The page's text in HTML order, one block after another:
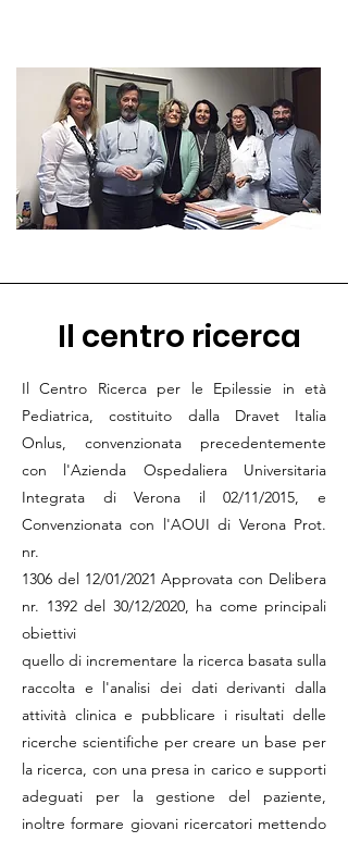
Il centro ricerca
Il Centro Ricerca per le Epilessie in età
Pediatrica, costituito dalla Dravet Italia
Onlus, convenzionata precedentemente
con l'Azienda Ospedaliera Universitaria
Integrata di Verona il 02/11/2015, e
Convenzionata con l'AOUI di Verona Prot.
nr.
1306 del 12/01/2021 Approvata con Delibera
nr. 1392 del 30/12/2020, ha come principali
obiettivi
quello di incrementare la ricerca basata sulla
raccolta e l'analisi dei dati derivanti dalla
attività clinica e pubblicare i risultati delle
ricerche scientifiche per creare un base per
la ricerca, con una presa in carico e supporti
adeguati per la gestione del paziente,
inoltre formare giovani ricercatori mettendo